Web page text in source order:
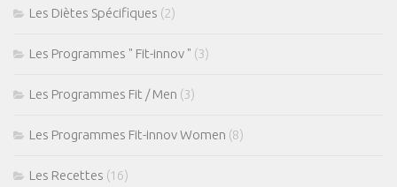
Les Diètes Spécifiques (2)
Les Programmes " Fit-innov " (3)
Les Programmes Fit / Men (3)
Les Programmes Fit-innov Women (8)
Les Recettes (16)